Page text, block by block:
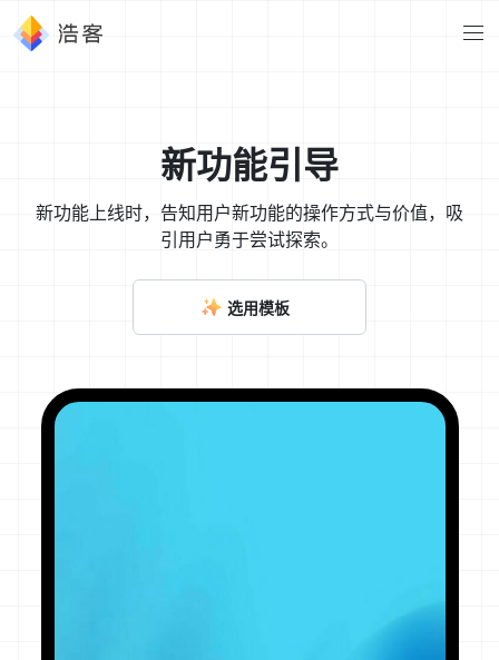
新功能引导
新功能上线时，告知用户新功能的操作方式与价值，吸
引用户勇于尝试探索。
选用模板